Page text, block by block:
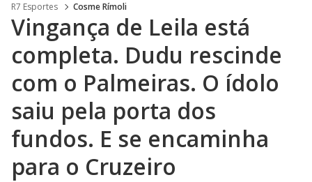
R7 Esportes Cosme Rímoli
Vingança de Leila está
completa. Dudu rescinde
com o Palmeiras. O ídolo
saiu pela porta dos
fundos. E se encaminha
para o Cruzeiro